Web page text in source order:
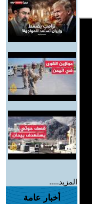
المزيد.....
أخبار عامة